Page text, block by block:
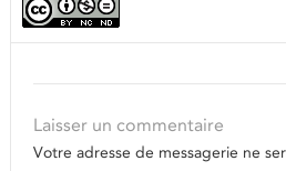
Laisser un commentaire
Votre adresse de messagerie ne